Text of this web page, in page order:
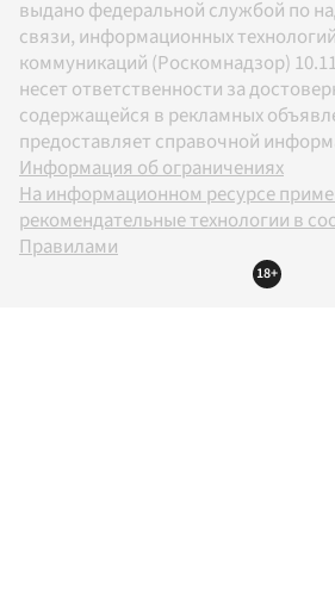
выдано федеральной службой по
связи, информационных
коммуникаций (Роскомнадзор)
несет ответственности за
содержащейся в рекламных
предоставляет справочной
Информация об ограничениях
На информационном ресурсе
рекомендательные технологии в
Правилами
18+